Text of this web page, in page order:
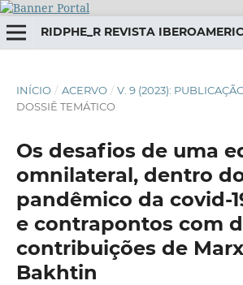
INÍCIO / ACERVO / V. 9 (2023):
DOSSIÊ TEMÁTICO
Os desafios de uma
omnilateral, dentro
pandêmico da covid-
e contrapontos com
contribuições de
Bakhtin